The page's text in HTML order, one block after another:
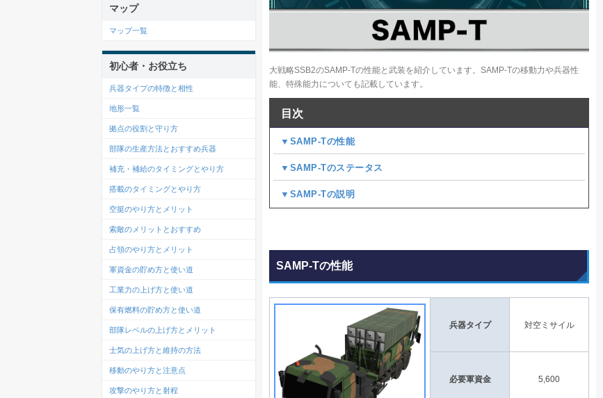
大戦略SSB2のSAMP-Tの性能と武装を紹介しています。SAMP-Tの移動力や兵器性
能、特殊能力についても記載しています。
目次
▼SAMP-Tの性能
▼SAMP-Tのステータス
▼SAMP-Tの説明
SAMP-Tの性能
兵器タイプ 対空ミサイル
必要軍資金 5,600
マップ
マップ一覧
初心者・お役立ち
兵器タイプの特徴と相性
地形一覧
拠点の役割と守り方
部隊の生産方法とおすすめ兵器
補充・補給のタイミングとやり方
搭載のタイミングとやり方
空挺のやり方とメリット
索敵のメリットとおすすめ
占領のやり方とメリット
軍資金の貯め方と使い道
工業力の上げ方と使い道
保有燃料の貯め方と使い道
部隊レベルの上げ方とメリット
士気の上げ方と維持の方法
移動のやり方と注意点
攻撃のやり方と射程